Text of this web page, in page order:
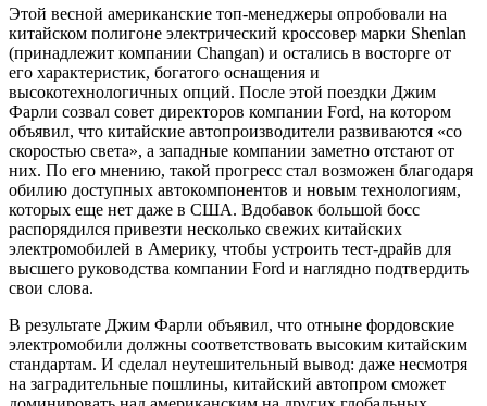
Этой весной американские топ-менеджеры опробовали на
китайском полигоне электрический кроссовер марки Shenlan
(принадлежит компании Changan) и остались в восторге от
его характеристик, богатого оснащения и
высокотехнологичных опций. После этой поездки Джим
Фарли созвал совет директоров компании Ford, на котором
объявил, что китайские автопроизводители развиваются «со
скоростью света», а западные компании заметно отстают от
них. По его мнению, такой прогресс стал возможен благодаря
обилию доступных автокомпонентов и новым технологиям,
которых еще нет даже в США. Вдобавок большой босс
распорядился привезти несколько свежих китайских
электромобилей в Америку, чтобы устроить тест-драйв для
высшего руководства компании Ford и наглядно подтвердить
свои слова.
В результате Джим Фарли объявил, что отныне фордовские
электромобили должны соответствовать высоким китайским
стандартам. И сделал неутешительный вывод: даже несмотря
на заградительные пошлины, китайский автопром сможет